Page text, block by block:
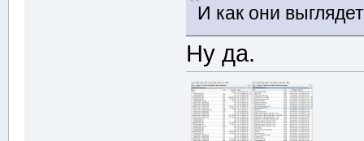
И как они
Ну да.